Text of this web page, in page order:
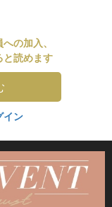
の加入、
と読めます
イン